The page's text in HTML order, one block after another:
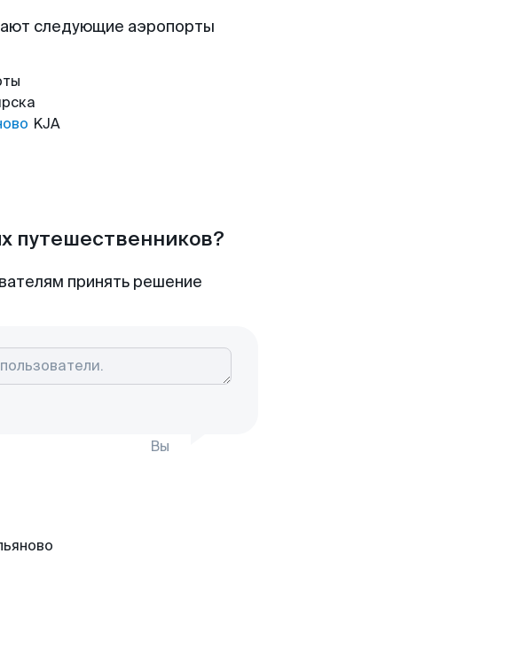
следующие аэропорты
KJA
путешественников?
принять решение
Вы